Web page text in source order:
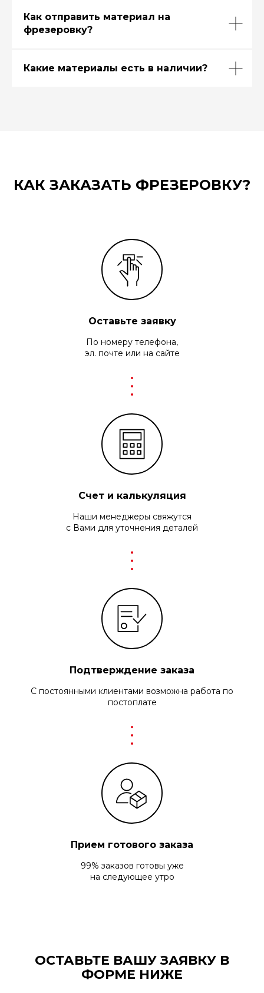
Как отправить материал на
фрезеровку?
Какие материалы есть в наличии?
КАК ЗАКАЗАТЬ ФРЕЗЕРОВКУ?
Оставьте заявку
По номеру телефона,
эл. почте или на сайте
Счет и калькуляция
Наши менеджеры свяжутся
с Вами для уточнения деталей
Подтверждение заказа
С постоянными клиентами возможна работа по
постоплате
Прием готового заказа
99% заказов готовы уже
на следующее утро
ОСТАВЬТЕ ВАШУ ЗАЯВКУ В
ФОРМЕ НИЖЕ